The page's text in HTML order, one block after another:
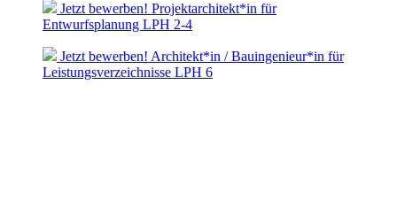
Jetzt bewerben! Projektarchitekt*in für
Entwurfsplanung LPH 2-4
Jetzt bewerben! Architekt*in / Bauingenieur*in für
Leistungsverzeichnisse LPH 6